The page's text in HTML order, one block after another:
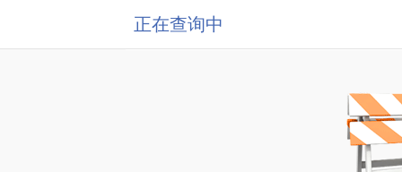
正在查询中